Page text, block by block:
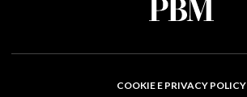
COOKIE E PRIVACY POLICY